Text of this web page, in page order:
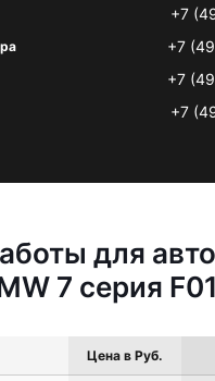
+7
+7
+7
+7
для
7 серия F01
Цена в Руб.